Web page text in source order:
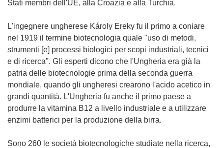
Stati membri dell'UE, alla Croazia e alla Turchia.
L'ingegnere ungherese Károly Ereky fu il primo a coniare
nel 1919 il termine biotecnologia quale "uso di metodi,
strumenti [e] processi biologici per scopi industriali, tecnici
e di ricerca". Gli esperti dicono che l'Ungheria era già la
patria delle biotecnologie prima della seconda guerra
mondiale, quando gli ungheresi crearono l'acido acetico in
grandi quantità. L'Ungheria fu anche il primo paese a
produrre la vitamina B12 a livello industriale e a utilizzare
enzimi batterici per la produzione della birra.
Sono 260 le società biotecnologiche studiate nella ricerca,